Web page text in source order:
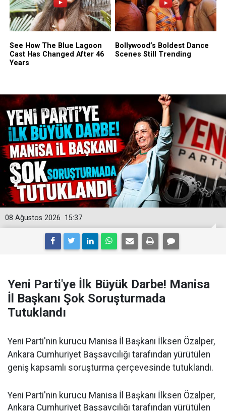
15:37
08 Ağustos 2026
Yeni Parti'ye İlk Büyük Darbe! Manisa
İl Başkanı Şok Soruşturmada
Tutuklandı
Yeni Parti'nin kurucu Manisa İl Başkanı İlksen Özalper,
Ankara Cumhuriyet Başsavcılığı tarafından yürütülen
geniş kapsamlı soruşturma çerçevesinde tutuklandı.
Yeni Parti'nin kurucu Manisa İl Başkanı İlksen Özalper,
Ankara Cumhuriyet Başsavcılığı tarafından yürütülen